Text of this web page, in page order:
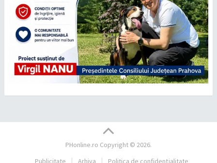
PHonline.ro Copyright © 2026.
Publicitate
Arhiva Politica de confidențialitate